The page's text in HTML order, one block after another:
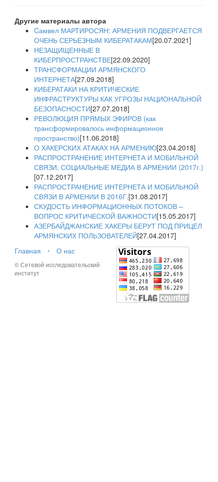
Другие материалы автора
Cамвел МАРТИРОСЯН: АРМЕНИЯ ПОДВЕРГАЕТСЯ
ОЧЕНЬ СЕРЬЕЗНЫМ КИБЕРАТАКАМ[20.07.2021]
НЕЗАЩИЩЕННЫЕ В
КИБЕРПРОСТРАНСТВЕ[22.09.2020]
ТРАНСФОРМАЦИИ АРМЯНСКОГО
ИНТЕРНЕТА[27.09.2018]
КИБЕРАТАКИ НА КРИТИЧЕСКИЕ
ИНФРАСТРУКТУРЫ КАК УГРОЗЫ НАЦИОНАЛЬНОЙ
БЕЗОПАСНОСТИ[27.07.2018]
РЕВОЛЮЦИЯ ПРЯМЫХ ЭФИРОВ (как
трансформировалось информационное
пространство)[11.06.2018]
О ХАКЕРСКИХ АТАКАХ НА АРМЕНИЮ[23.04.2018]
РАСПРОСТРАНЕНИЕ ИНТЕРНЕТА И МОБИЛЬНОЙ
СВЯЗИ, СОЦИАЛЬНЫЕ МЕДИА В АРМЕНИИ (2017г.)
[07.12.2017]
РАСПРОСТРАНЕНИЕ ИНТЕРНЕТА И МОБИЛЬНОЙ
СВЯЗИ В АРМЕНИИ В 2016Г.[31.08.2017]
СКУДОСТЬ ИНФОРМАЦИОННЫХ ПОТОКОВ –
ВОПРОС КРИТИЧЕСКОЙ ВАЖНОСТИ[15.05.2017]
АЗЕРБАЙДЖАНСКИЕ ХАКЕРЫ БЕРУТ ПОД ПРИЦЕЛ
АРМЯНСКИХ ПОЛЬЗОВАТЕЛЕЙ[27.04.2017]
Главная
⋅ О нас
© Сетевой исследовательский
институт